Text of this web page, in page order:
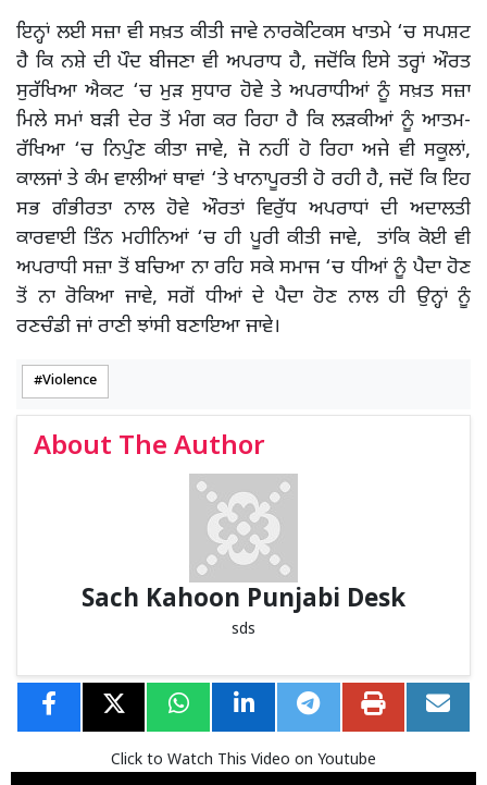
ਇਨ੍ਹਾਂ ਲਈ ਸਜ਼ਾ ਵੀ ਸਖ਼ਤ ਕੀਤੀ ਜਾਵੇ ਨਾਰਕੋਟਿਕਸ ਖਾਤਮੇ ‘ਚ ਸਪਸ਼ਟ
ਹੈ ਕਿ ਨਸ਼ੇ ਦੀ ਪੌਦ ਬੀਜਣਾ ਵੀ ਅਪਰਾਧ ਹੈ, ਜਦੋਂਕਿ ਇਸੇ ਤਰ੍ਹਾਂ ਔਰਤ
ਸੁਰੱਖਿਆ ਐਕਟ ‘ਚ ਮੁੜ ਸੁਧਾਰ ਹੋਵੇ ਤੇ ਅਪਰਾਧੀਆਂ ਨੂੰ ਸਖ਼ਤ ਸਜ਼ਾ
ਮਿਲੇ ਸਮਾਂ ਬੜੀ ਦੇਰ ਤੋਂ ਮੰਗ ਕਰ ਰਿਹਾ ਹੈ ਕਿ ਲੜਕੀਆਂ ਨੂੰ ਆਤਮ-
ਰੱਖਿਆ ‘ਚ ਨਿਪੁੰਣ ਕੀਤਾ ਜਾਵੇ, ਜੋ ਨਹੀਂ ਹੋ ਰਿਹਾ ਅਜੇ ਵੀ ਸਕੂਲਾਂ,
ਕਾਲਜਾਂ ਤੇ ਕੰਮ ਵਾਲੀਆਂ ਥਾਵਾਂ ‘ਤੇ ਖਾਨਾਪੂਰਤੀ ਹੋ ਰਹੀ ਹੈ, ਜਦੋਂ ਕਿ ਇਹ
ਸਭ ਗੰਭੀਰਤਾ ਨਾਲ ਹੋਵੇ ਔਰਤਾਂ ਵਿਰੁੱਧ ਅਪਰਾਧਾਂ ਦੀ ਅਦਾਲਤੀ
ਕਾਰਵਾਈ ਤਿੰਨ ਮਹੀਨਿਆਂ ‘ਚ ਹੀ ਪੂਰੀ ਕੀਤੀ ਜਾਵੇ, ਤਾਂਕਿ ਕੋਈ ਵੀ
ਅਪਰਾਧੀ ਸਜ਼ਾ ਤੋਂ ਬਚਿਆ ਨਾ ਰਹਿ ਸਕੇ ਸਮਾਜ ‘ਚ ਧੀਆਂ ਨੂੰ ਪੈਦਾ ਹੋਣ
ਤੋਂ ਨਾ ਰੋਕਿਆ ਜਾਵੇ, ਸਗੋਂ ਧੀਆਂ ਦੇ ਪੈਦਾ ਹੋਣ ਨਾਲ ਹੀ ਉਨ੍ਹਾਂ ਨੂੰ
ਰਣਚੰਡੀ ਜਾਂ ਰਾਣੀ ਝਾਂਸੀ ਬਣਾਇਆ ਜਾਵੇ।
Violence
About The Author
Sach Kahoon Punjabi Desk
sds
Click to Watch This Video on Youtube